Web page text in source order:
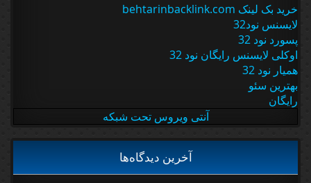
خرید بک لینک behtarinbacklink.com
لایسنس نود32
پسورد نود 32
اوکلی لایسنس رایگان نود 32
همیار نود 32
بهترین سئو
رایگان
آنتی ویروس تحت شبکه
آخرین دیدگاه‌ها